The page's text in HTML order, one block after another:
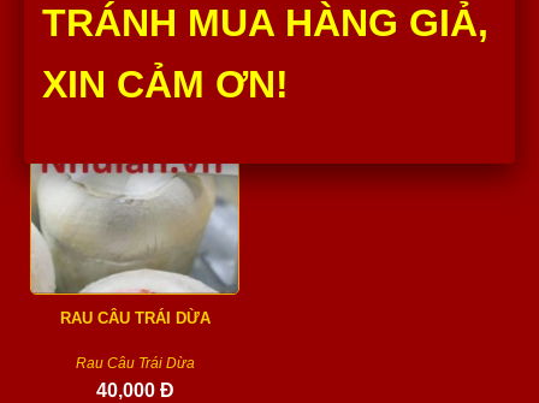
Hết hàng
Số lượng :
RAU CÂU TRÁI DỪA
Rau Câu Trái Dừa
40,000 Đ
TRÁNH MUA HÀNG GIẢ,
XIN CẢM ƠN!